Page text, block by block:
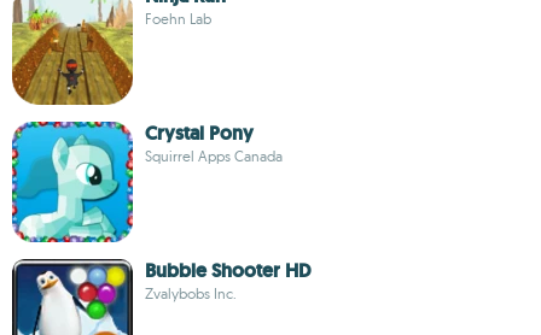
Foehn Lab
Crystal Pony
Squirrel Apps Canada
Bubble Shooter HD
Zvalybobs Inc.